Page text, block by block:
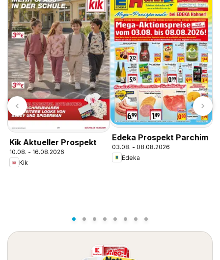
Kik Aktueller Prospekt
10.08. - 16.08.2026
Kik
Edeka Prospekt Parchim
03.08. - 08.08.2026
Edeka